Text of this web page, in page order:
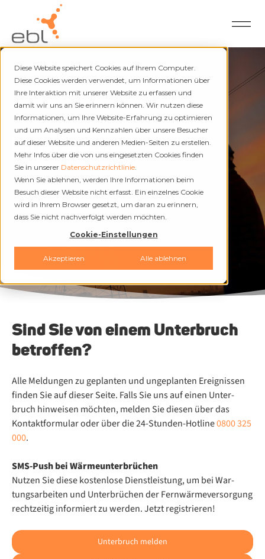
Diese Website speichert Cookies auf Ihrem Computer.
Diese Cookies werden verwendet, um Informationen über
Ihre Interaktion mit unserer Website zu erfassen und
damit wir uns an Sie erinnern können. Wir nutzen diese
Informationen, um Ihre Website-Erfahrung zu optimieren
und um Analysen und Kennzahlen über unsere Besucher
auf dieser Website und anderen Medien-Seiten zu erstellen.
Mehr Infos über die von uns eingesetzten Cookies finden
Sie in unserer Datenschutzrichtlinie.
Wenn Sie ablehnen, werden Ihre Informationen beim
Besuch dieser Website nicht erfasst. Ein einzelnes Cookie
wird in Ihrem Browser gesetzt, um daran zu erinnern,
dass Sie nicht nachverfolgt werden möchten.
Cookie-Einstellungen
Akzeptieren Alle ablehnen
Strom und Fernwärme
Unterbrüche
Sind Sie von einem Unterbruch
betroffen?
Alle Mel­dun­gen zu ge­plan­ten und un­ge­plan­ten Er­eig­nis­sen
fin­den Sie auf die­ser Sei­te. Falls Sie uns auf ei­nen Un­ter­
bruch hin­wei­sen möch­ten, mel­den Sie die­sen über das
Kontaktformular oder über die 24-Stun­den-Hot­line0800 325
000.
SMS-Push bei Wär­me­un­ter­brü­chen
Nut­zen Sie die­se kos­ten­lo­se Dienst­leis­tung, um bei War­
tungs­ar­bei­ten und Un­ter­brü­chen der Fern­wär­me­ver­sor­gung
recht­zei­tig in­for­miert zu wer­den. Jetzt registrieren!
Unterbruch melden